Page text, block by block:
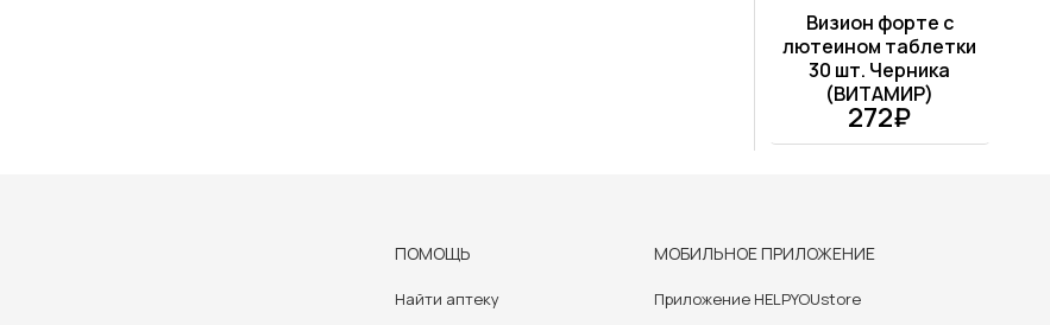
Визион форте с
лютеином таблетки
30 шт. Черника
(ВИТАМИР)
272₽
ПОМОЩЬ
Найти аптеку
МОБИЛЬНОЕ ПРИЛОЖЕНИЕ
Приложение HELPYOUstore